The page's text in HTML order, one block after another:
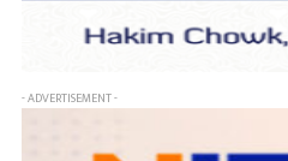
- ADVERTISEMENT -